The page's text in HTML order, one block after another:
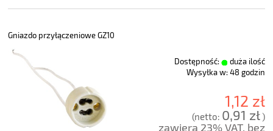
Gniazdo przyłączeniowe GZ10
Dostępność:
duża ilość
Wysyłka w: 48 godzin
1,12 zł
(netto: 0,91 zł)
zawiera 23% VAT, bez